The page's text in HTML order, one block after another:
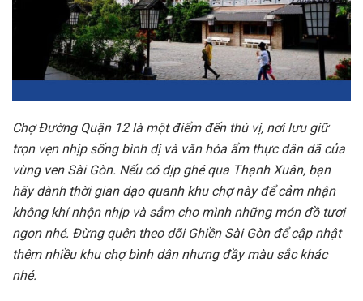
Chợ Đường Quận 12 là một điểm đến thú vị, nơi lưu giữ
trọn vẹn nhịp sống bình dị và văn hóa ẩm thực dân dã của
vùng ven Sài Gòn. Nếu có dịp ghé qua Thạnh Xuân, bạn
hãy dành thời gian dạo quanh khu chợ này để cảm nhận
không khí nhộn nhịp và sắm cho mình những món đồ tươi
ngon nhé. Đừng quên theo dõi Ghiền Sài Gòn để cập nhật
thêm nhiều khu chợ bình dân nhưng đầy màu sắc khác
nhé.